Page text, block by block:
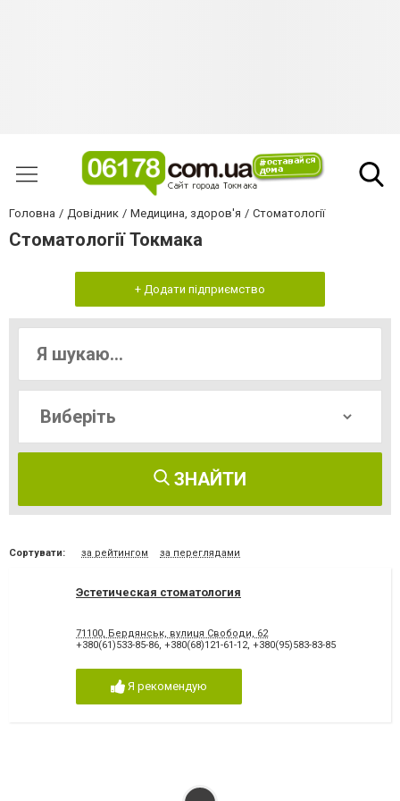
Головна Довідник Медицина, здоров'я Стоматології
Стоматології Токмака
+ Додати підприємство
ЗНАЙТИ
Сортувати: за рейтингом за переглядами
Эстетическая стоматология
71100, Бердянськ, вулиця Свободи, 62
+380(61)533-85-86, +380(68)121-61-12, +380(95)583-83-85
Я рекомендую